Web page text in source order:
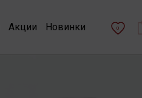
Акции Новинки 0